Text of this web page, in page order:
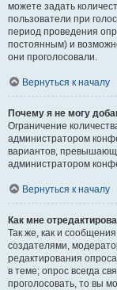
можете задать
пользователи при
период проведения
постоянным) и
они проголосовали.
Вернуться к началу
Почему я не могу
Ограничение
администратором
вариантов,
администратором
Вернуться к началу
Как мне
Так же, как и
создателями,
редактирования
в теме; опрос всегда
проголосовать, то вы